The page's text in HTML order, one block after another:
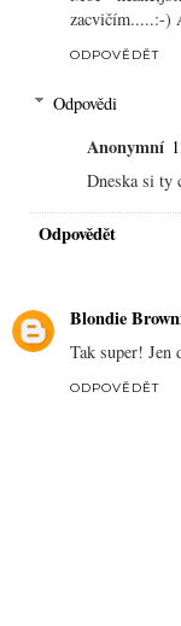
zacvičím.....:-)
ODPOVĚDĚT
Odpovědi
Anonymní
Dneska si ty
Odpovědět
Blondie
Tak super!
ODPOVĚDĚT